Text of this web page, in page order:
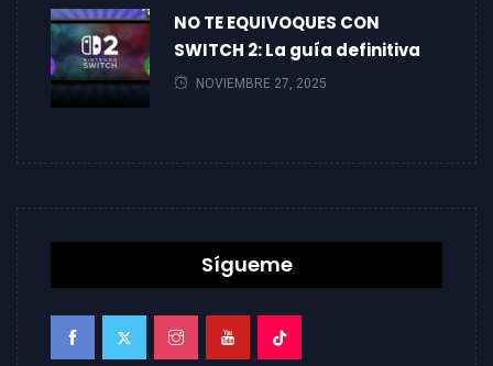
NO TE EQUIVOQUES CON
SWITCH 2: La guía definitiva
NOVIEMBRE 27, 2025
Sígueme